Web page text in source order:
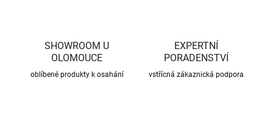
SHOWROOM U
OLOMOUCE
oblíbené produkty k osahání
EXPERTNÍ
PORADENSTVÍ
vstřícná zákaznická podpora